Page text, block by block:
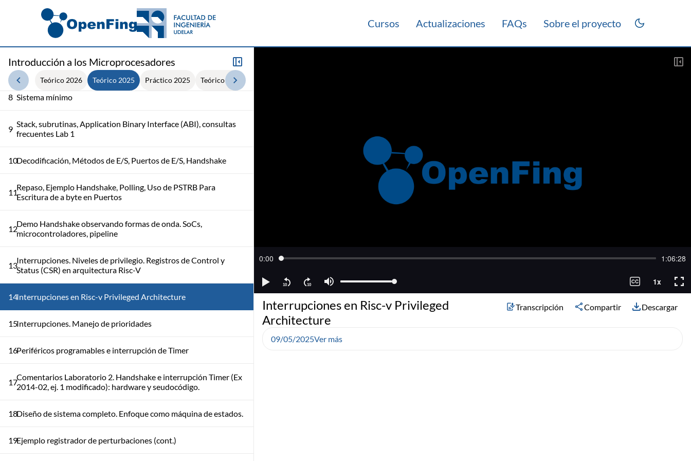
Cursos Actualizaciones FAQs Sobre el proyecto
Introducción a los Microprocesadores
Teórico 2026 Teórico 2025 Práctico 2025 Teórico 2015
Lenguajes, Ciclo de desarrollo, Lenguaje ensamblador
7 Buses. Bus AMBA APB
8 Sistema mínimo
9 Stack, subrutinas, Application Binary Interface (ABI), consultas
frecuentes Lab 1
10Decodificación, Métodos de E/S, Puertos de E/S, Handshake
11Repaso, Ejemplo Handshake, Polling, Uso de PSTRB Para
Escritura de a byte en Puertos
12Demo Handshake observando formas de onda. SoCs,
microcontroladores, pipeline
13Interrupciones. Niveles de privilegio. Registros de Control y
Status (CSR) en arquitectura Risc-V
14Interrupciones en Risc-v Privileged Architecture
15Interrupciones. Manejo de prioridades
16Periféricos programables e interrupción de Timer
17Comentarios Laboratorio 2. Handshake e interrupción Timer (Ex
2014-02, ej. 1 modificado): hardware y seudocódigo.
18Diseño de sistema completo. Enfoque como máquina de estados.
19Ejemplo registrador de perturbaciones (cont.)
Interrupciones en Risc-v Privileged
Architecture
Transcripción Compartir Descargar
09/05/2025Ver más